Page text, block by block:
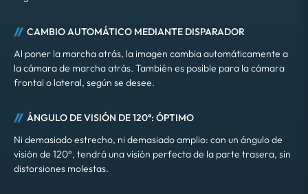
CAMBIO AUTOMÁTICO MEDIANTE DISPARADOR
Al poner la marcha atrás, la imagen cambia automáticamente a
la cámara de marcha atrás. También es posible para la cámara
frontal o lateral, según se desee.
ÁNGULO DE VISIÓN DE 120°: ÓPTIMO
Ni demasiado estrecho, ni demasiado amplio: con un ángulo de
visión de 120°, tendrá una visión perfecta de la parte trasera, sin
distorsiones molestas.